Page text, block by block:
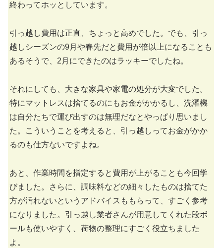
終わってホッとしています。
引っ越し費用は正直、ちょっと高めでした。でも、引っ
越しシーズンの9月や春先だと費用が倍以上になることも
あるそうで、2月にできたのはラッキーでしたね。
それにしても、大きな家具や家電の処分が大変でした。
特にマットレスは捨てるのにもお金がかかるし、洗濯機
は自分たちで運び出すのは無理だなとやっぱり思いまし
た。こういうことを考えると、引っ越しってお金がかか
るのも仕方ないですよね。
あと、作業時間を指定すると費用が上がることも今回学
びました。さらに、調味料などの細々したものは捨てた
方が汚れないというアドバイスももらって、すごく参考
になりました。引っ越し業者さんが用意してくれた段ボ
ールも使いやすく、荷物の整理にすごく役立ちました
よ。